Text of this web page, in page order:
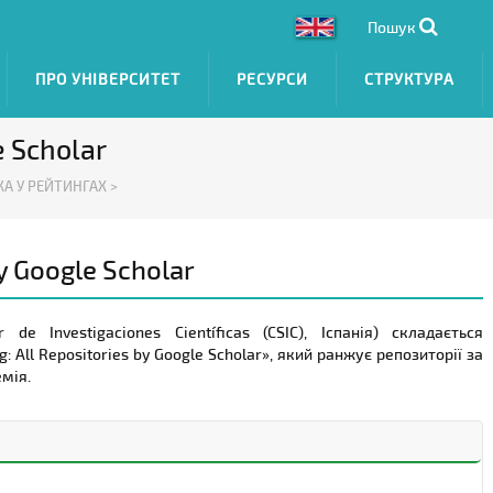
Пошук
ПРО УНІВЕРСИТЕТ РЕСУРСИ СТРУКТУРА
Scholar
У РЕЙТИНГАХ >
Google Scholar
Investigaciones Científicas (CSIC), Іспанія) складається
All Repositories by Google Scholar», який ранжує репозиторії за